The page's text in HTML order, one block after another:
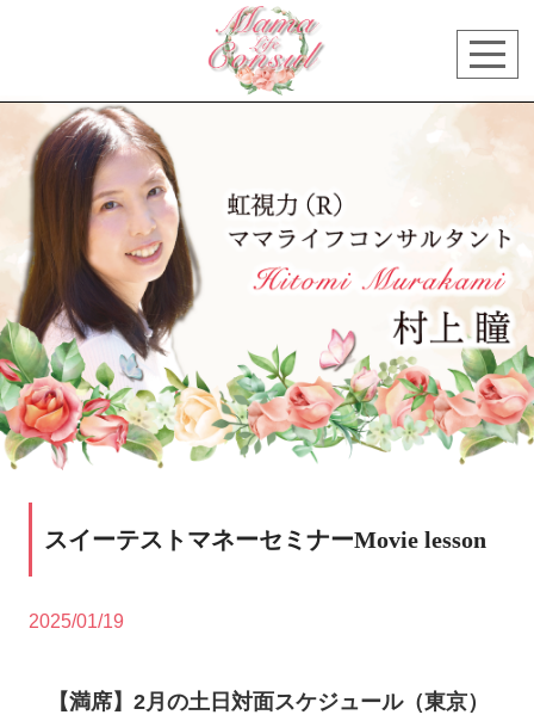
スイーテストマネーセミナーMovie lesson
2025/01/19
【満席】2月の土日対面スケジュール（東京）